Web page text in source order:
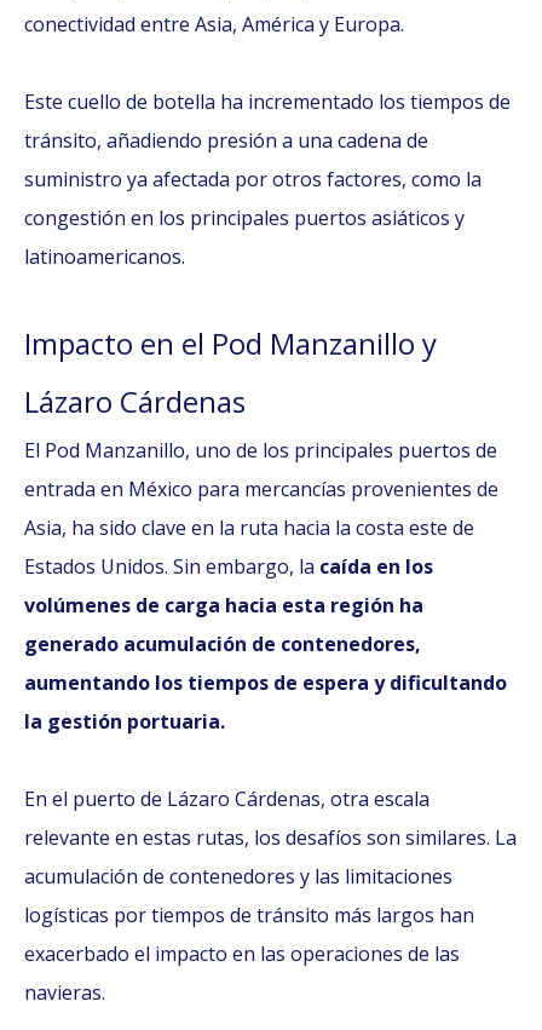
conectividad entre Asia, América y Europa.
Este cuello de botella ha incrementado los tiempos de
tránsito, añadiendo presión a una cadena de
suministro ya afectada por otros factores, como la
congestión en los principales puertos asiáticos y
latinoamericanos.
Impacto en el Pod Manzanillo y
Lázaro Cárdenas
El Pod Manzanillo, uno de los principales puertos de
entrada en México para mercancías provenientes de
Asia, ha sido clave en la ruta hacia la costa este de
Estados Unidos. Sin embargo, la caída en los
volúmenes de carga hacia esta región ha
generado acumulación de contenedores,
aumentando los tiempos de espera y dificultando
la gestión portuaria.
En el puerto de Lázaro Cárdenas, otra escala
relevante en estas rutas, los desafíos son similares. La
acumulación de contenedores y las limitaciones
logísticas por tiempos de tránsito más largos han
exacerbado el impacto en las operaciones de las
navieras.